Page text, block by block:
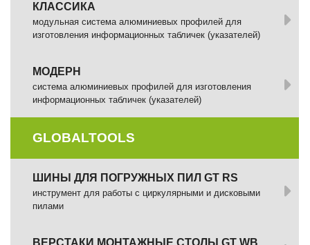
КЛАССИКА
модульная система алюминиевых профилей для
изготовления информационных табличек (указателей)
МОДЕРН
система алюминиевых профилей для изготовления
информационных табличек (указателей)
GLOBALTOOLS
ШИНЫ ДЛЯ ПОГРУЖНЫХ ПИЛ GT RS
инструмент для работы с циркулярными и дисковыми
пилами